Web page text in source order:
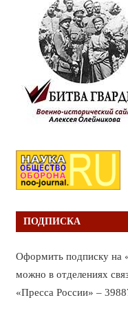
ПОДПИСКА
Оформить подписку на
можно в отделениях
«Пресса России» –